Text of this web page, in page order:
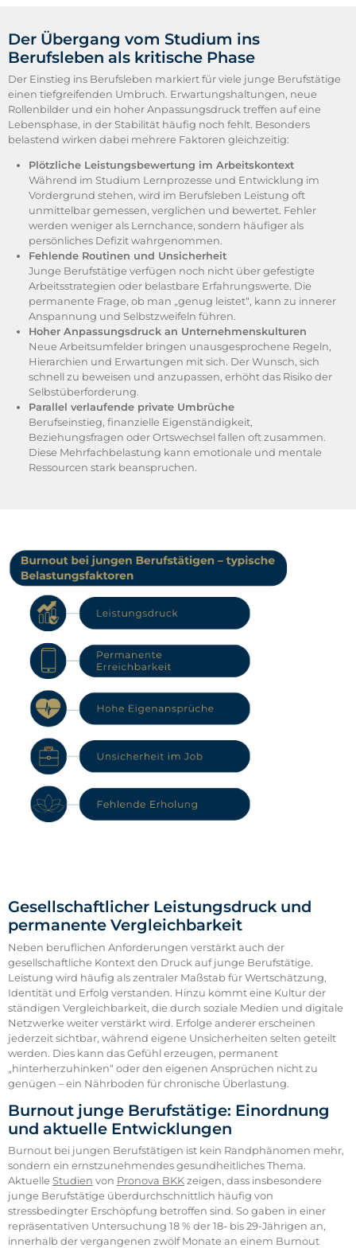
Der Übergang vom Studium ins
Berufsleben als kritische Phase
Der Einstieg ins Berufsleben markiert für viele junge Berufstätige
einen tiefgreifenden Umbruch. Erwartungshaltungen, neue
Rollenbilder und ein hoher Anpassungsdruck treffen auf eine
Lebensphase, in der Stabilität häufig noch fehlt. Besonders
belastend wirken dabei mehrere Faktoren gleichzeitig:
Plötzliche Leistungsbewertung im Arbeitskontext
Während im Studium Lernprozesse und Entwicklung im
Vordergrund stehen, wird im Berufsleben Leistung oft
unmittelbar gemessen, verglichen und bewertet. Fehler
werden weniger als Lernchance, sondern häufiger als
persönliches Defizit wahrgenommen.
Fehlende Routinen und Unsicherheit
Junge Berufstätige verfügen noch nicht über gefestigte
Arbeitsstrategien oder belastbare Erfahrungswerte. Die
permanente Frage, ob man „genug leistet“, kann zu innerer
Anspannung und Selbstzweifeln führen.
Hoher Anpassungsdruck an Unternehmenskulturen
Neue Arbeitsumfelder bringen unausgesprochene Regeln,
Hierarchien und Erwartungen mit sich. Der Wunsch, sich
schnell zu beweisen und anzupassen, erhöht das Risiko der
Selbstüberforderung.
Parallel verlaufende private Umbrüche
Berufseinstieg, finanzielle Eigenständigkeit,
Beziehungsfragen oder Ortswechsel fallen oft zusammen.
Diese Mehrfachbelastung kann emotionale und mentale
Ressourcen stark beanspruchen.
Gesellschaftlicher Leistungsdruck und
permanente Vergleichbarkeit
Neben beruflichen Anforderungen verstärkt auch der
gesellschaftliche Kontext den Druck auf junge Berufstätige.
Leistung wird häufig als zentraler Maßstab für Wertschätzung,
Identität und Erfolg verstanden. Hinzu kommt eine Kultur der
ständigen Vergleichbarkeit, die durch soziale Medien und digitale
Netzwerke weiter verstärkt wird. Erfolge anderer erscheinen
jederzeit sichtbar, während eigene Unsicherheiten selten geteilt
werden. Dies kann das Gefühl erzeugen, permanent
„hinterherzuhinken“ oder den eigenen Ansprüchen nicht zu
genügen – ein Nährboden für chronische Überlastung.
Burnout junge Berufstätige: Einordnung
und aktuelle Entwicklungen
Burnout bei jungen Berufstätigen ist kein Randphänomen mehr,
sondern ein ernstzunehmendes gesundheitliches Thema.
Aktuelle Studien von Pronova BKKzeigen, dass insbesondere
junge Berufstätige überdurchschnittlich häufig von
stressbedingter Erschöpfung betroffen sind. So gaben in einer
repräsentativen Untersuchung 18 % der 18- bis 29-Jährigen an,
innerhalb der vergangenen zwölf Monate an einem Burnout